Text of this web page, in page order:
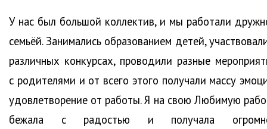
У нас был большой коллектив, и мы работали
семьёй. Занимались образованием детей,
различных конкурсах, проводили разные
с родителями и от всего этого получали массу
удовлетворение от работы. Я на свою Любимую
бежала с радостью и получала